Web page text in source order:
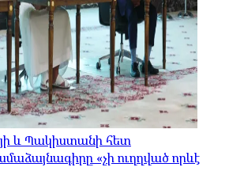
և Պակիստանի հետ
«չի ուղղված որևէ